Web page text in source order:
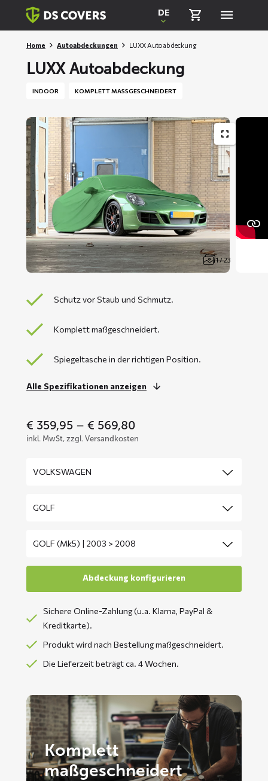
Skiplinks
DE
Home Autoabdeckungen LUXX Autoabdeckung
LUXX Autoabdeckung
INDOOR KOMPLETT MASSGESCHNEIDERT
1 / 23
Schutz vor Staub und Schmutz.
Komplett maßgeschneidert.
Spiegeltasche in der richtigen Position.
Alle Spezifikationen anzeigen
€ 359,95 – € 569,80
range:
inkl. MwSt, zzgl. Versandkosten
Sichere Online-Zahlung (u.a. Klarna, PayPal &
Kreditkarte).
Produkt wird nach Bestellung maßgeschneidert.
Die Lieferzeit beträgt ca. 4 Wochen.
Komplett
maßgeschneidert